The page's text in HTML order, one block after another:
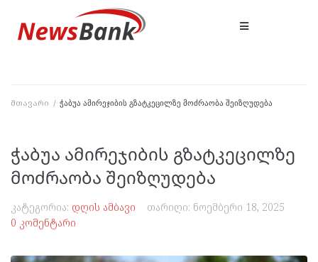
მთავარი / ჭაბუა ამირეჯიბის გზატკეცილზე მოძრაობა შეიზღუდება
ჭაბუა ამირეჯიბის გზატკეცილზე
მოძრაობა შეიზღუდება
კატეგორია: დღის ამბავი თარიღი: ნოემბერი 18, 2025
0 კომენტარი